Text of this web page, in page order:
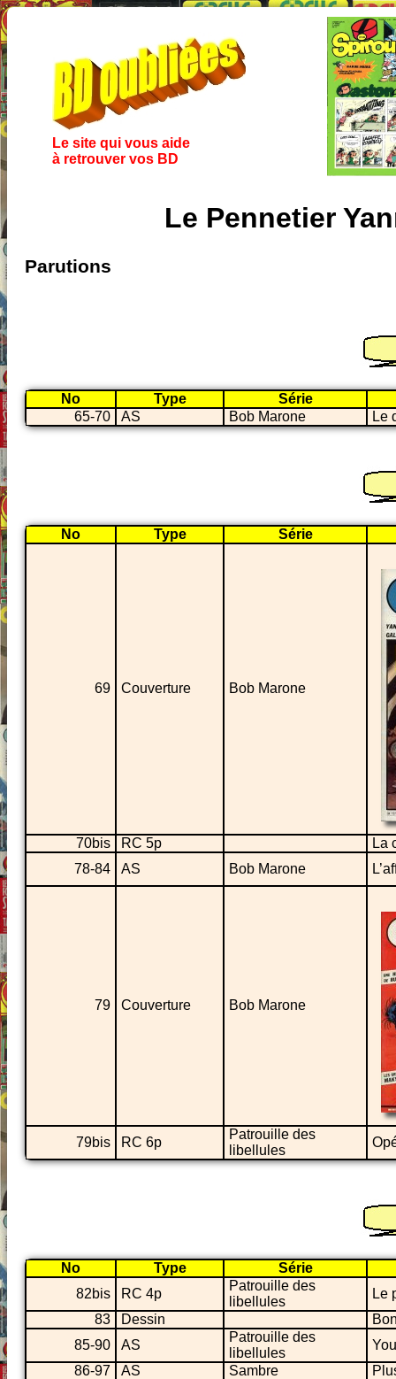
Le site qui vous aide
à retrouver vos BD
Le Pennetier
Parutions
No Type
Série
65-70
AS Bob Marone Le
No Type Série
69 Couverture Bob Marone
70bis RC 5p
La
78-84
AS Bob Marone
79 Couverture Bob Marone
79bis RC 6p
Patrouille des
libellules
No Type
Série
82bis
RC 4p
Patrouille des
libellules
Le
83
Dessin
85-90
AS
Patrouille des
libellules
86-97
AS Sambre